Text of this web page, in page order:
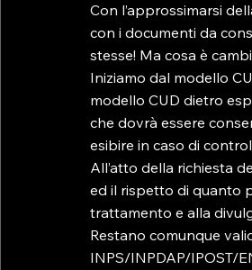
Con l’approssimarsi
con i documenti da
stesse! Ma cosa è
Iniziamo dal modello
modello CUD dietro
che dovrà essere
esibire in caso di
All’atto della richiesta
ed il rispetto di quanto
trattamento e alla
Restano comunque
INPS/INPDAP/IPOST/